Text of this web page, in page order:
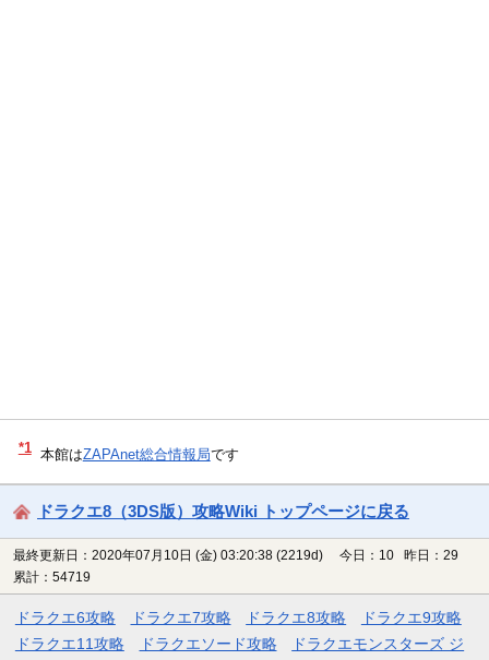
*1 本館はZAPAnet総合情報局です
ドラクエ8（3DS版）攻略Wiki トップページに戻る
最終更新日：2020年07月10日 (金) 03:20:38 (2219d)
今日：10 昨日：29
累計：54719
ドラクエ6攻略 ドラクエ7攻略 ドラクエ8攻略
ドラクエ9攻略
ドラクエ11攻略
ドラクエソード攻略
ドラクエモンスターズ ジ